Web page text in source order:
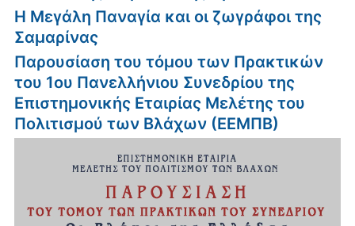
Η Μεγάλη Παναγία και οι ζωγράφοι της
Σαμαρίνας
Παρουσίαση του τόμου των Πρακτικών
του 1ου Πανελλήνιου Συνεδρίου της
Επιστημονικής Εταιρίας Μελέτης του
Πολιτισμού των Βλάχων (ΕΕΜΠΒ)